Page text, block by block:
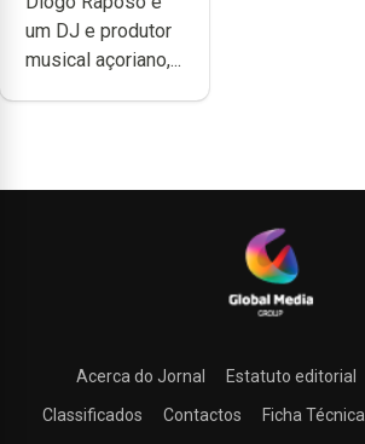
noção do quão
difícil é
produzir uma
música”
um DJ e produtor
musical açoriano,...
Acerca do Jornal Estatuto editorial
Classificados
Contactos Ficha Técnica